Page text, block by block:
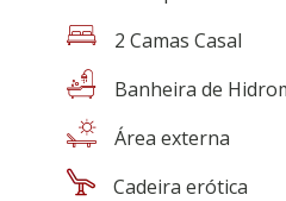
2 Camas Casal
Banheira de
Área externa
Cadeira erótica